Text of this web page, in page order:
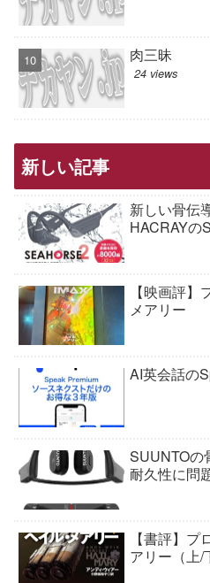
肉三昧
24 views
新しい記事
新しい骨伝
HACRAYの
【映画評】
メアリー
AI英会話の
SUUNTOの
耐久性に問
【書評】
アリー（上/